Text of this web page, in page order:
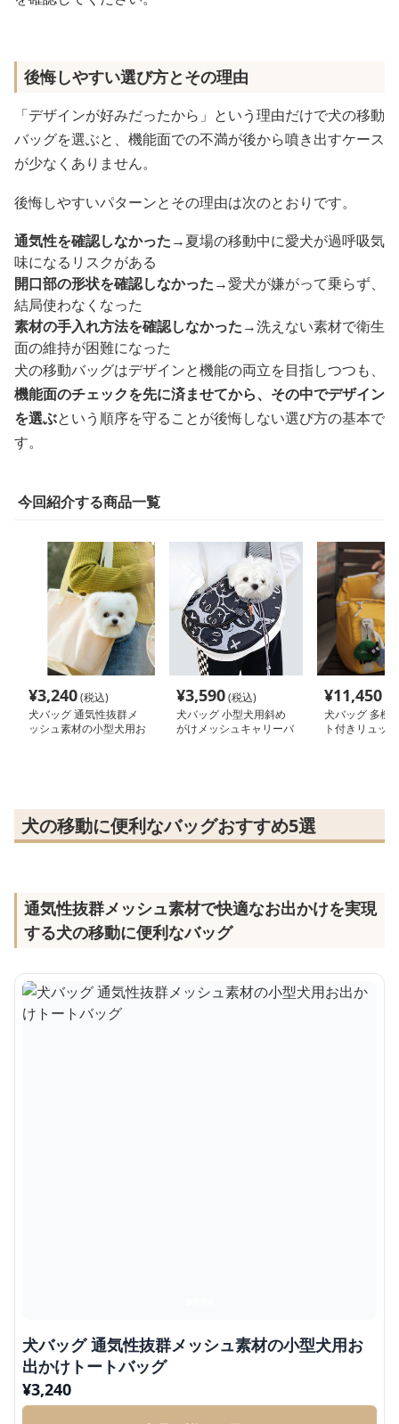
後悔しやすい選び方とその理由
「デザインが好みだったから」という理由だけで犬の移動
バッグを選ぶと、機能面での不満が後から噴き出すケース
が少なくありません。
後悔しやすいパターンとその理由は次のとおりです。
通気性を確認しなかった→夏場の移動中に愛犬が過呼吸気
味になるリスクがある
開口部の形状を確認しなかった→愛犬が嫌がって乗らず、
結局使わなくなった
素材の手入れ方法を確認しなかった→洗えない素材で衛生
面の維持が困難になった
犬の移動バッグはデザインと機能の両立を目指しつつも、
機能面のチェックを先に済ませてから、その中でデザイン
を選ぶという順序を守ることが後悔しない選び方の基本で
す。
今回紹介する商品一覧
¥3,240(税込)
犬バッグ 通気性抜群メ
ッシュ素材の小型犬用お
¥3,590(税込)
犬バッグ 小型犬用斜め
がけメッシュキャリーバ
¥11,450
犬バッグ 多機
ト付きリュッ
犬の移動に便利なバッグおすすめ5選
通気性抜群メッシュ素材で快適なお出かけを実現
する犬の移動に便利なバッグ
犬バッグ 通気性抜群メッシュ素材の小型犬用お
出かけトートバッグ
¥3,240